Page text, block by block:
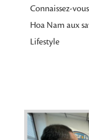
Connaissez-
Hoa Nam aux
Lifestyle